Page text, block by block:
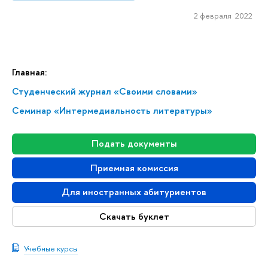
Главная:
Студенческий журнал «Своими словами»
Семинар «Интермедиальность литературы»
Подать документы
Приемная комиссия
Для иностранных абитуриентов
Скачать буклет
Учебные курсы
2 февраля 2022